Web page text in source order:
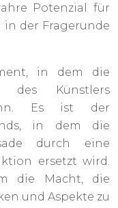
Potenzial für
der Fragerunde
in dem die
des Künstlers
Es ist der
in dem die
durch eine
ersetzt wird.
die Macht, die
und Aspekte zu